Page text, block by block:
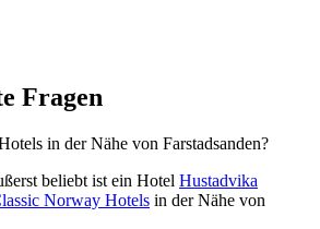
Fragen
in der Nähe von Farstadsanden?
beliebt ist ein Hotel Hustadvika
Norway Hotels in der Nähe von